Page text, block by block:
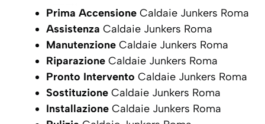
Prima Accensione Caldaie Junkers Roma
Assistenza Caldaie Junkers Roma
Manutenzione Caldaie Junkers Roma
Riparazione Caldaie Junkers Roma
Pronto Intervento Caldaie Junkers Roma
Sostituzione Caldaie Junkers Roma
Installazione Caldaie Junkers Roma